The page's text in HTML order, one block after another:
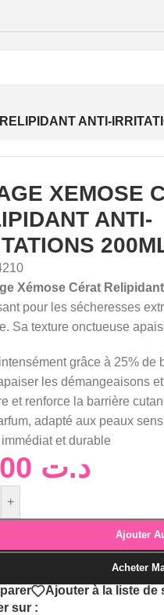
ANTI-
XEMOSE
ANTI-
Xémose Cérat
pour les sécheresses
Sa texture onctueuse
grâce à 25% de
les démangeaisons
et renforce la barrière
adapté aux peaux
et durable
د.ت
+
Ajouter
Acheter
Ajouter à la liste de
sur :